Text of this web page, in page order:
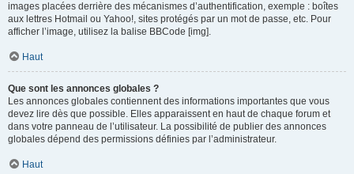
images placées derrière des mécanismes d’authentification, exemple : boîtes
aux lettres Hotmail ou Yahoo!, sites protégés par un mot de passe, etc. Pour
afficher l’image, utilisez la balise BBCode [img].
Haut
Que sont les annonces globales ?
Les annonces globales contiennent des informations importantes que vous
devez lire dès que possible. Elles apparaissent en haut de chaque forum et
dans votre panneau de l’utilisateur. La possibilité de publier des annonces
globales dépend des permissions définies par l’administrateur.
Haut